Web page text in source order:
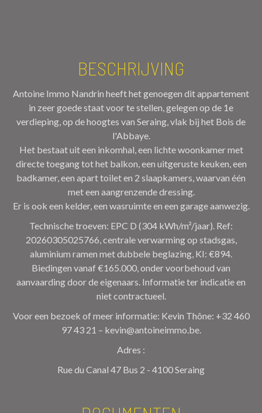
BESCHRIJVING
Antoine Immo Nandrin heeft het genoegen dit appartement
in zeer goede staat voor te stellen, gelegen op de 1e
verdieping, op de hoogtes van Seraing, vlak bij het Bois de
l'Abbaye.
Het bestaat uit een inkomhal, een lichte woonkamer met
directe toegang tot het balkon, een uitgeruste keuken, een
badkamer, een apart toilet en 2 slaapkamers, waarvan één
met een aangrenzende dressing.
Er is ook een kelder, een wasruimte en een garage aanwezig.
Technische troeven: EPC D (304 kWh/m²/jaar). Ref:
20260305025766, centrale verwarming op stadsgas,
aluminium ramen met dubbele beglazing, KI: €894.
Biedingen vanaf €165.000, onder voorbehoud van
aanvaarding door de eigenaars. Informatie ter indicatie en
niet contractueel.
Voor een bezoek of meer informatie: Kevin Thône: +32 460
97 43 21 – kevin@antoineimmo.be.
Adres :
Rue du Canal 47 Bus 2 - 4100 Seraing